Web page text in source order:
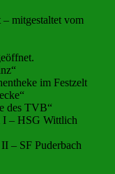
mitgestaltet vom
im Festzelt
des TVB“
I – HSG Wittlich
– SF Puderbach